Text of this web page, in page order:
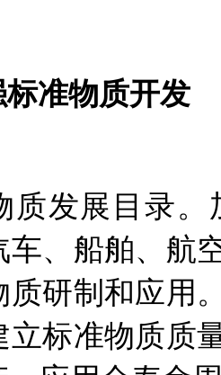
标准物质开发
质发展目录
车、船舶、航
质研制和应用
立标准物质质